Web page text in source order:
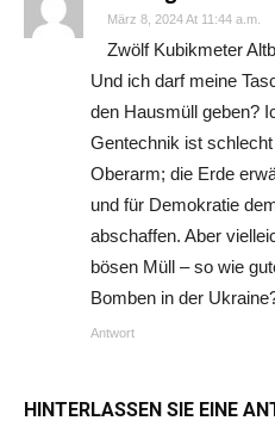
März 8, 2024 At 11:44 a.m.
Zwölf Kubikmeter
Und ich darf meine
den Hausmüll geben?
Gentechnik ist
Oberarm; die Erde
und für Demokratie
abschaffen. Aber
bösen Müll – so wie
Bomben in der
Antwort
HINTERLASSEN SIE EINE